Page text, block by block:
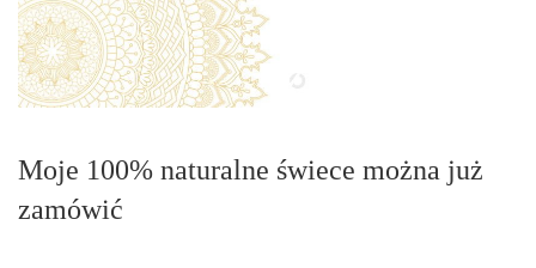
Moje 100% naturalne świece można już
zamówić